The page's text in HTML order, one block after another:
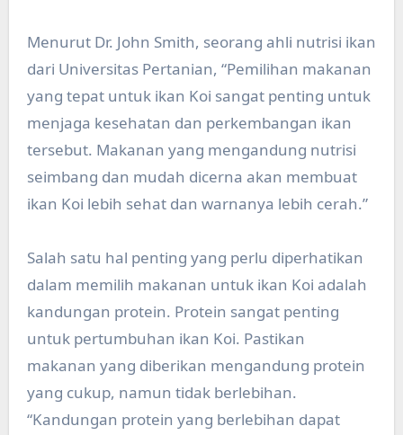
Menurut Dr. John Smith, seorang ahli nutrisi ikan
dari Universitas Pertanian, “Pemilihan makanan
yang tepat untuk ikan Koi sangat penting untuk
menjaga kesehatan dan perkembangan ikan
tersebut. Makanan yang mengandung nutrisi
seimbang dan mudah dicerna akan membuat
ikan Koi lebih sehat dan warnanya lebih cerah.”
Salah satu hal penting yang perlu diperhatikan
dalam memilih makanan untuk ikan Koi adalah
kandungan protein. Protein sangat penting
untuk pertumbuhan ikan Koi. Pastikan
makanan yang diberikan mengandung protein
yang cukup, namun tidak berlebihan.
“Kandungan protein yang berlebihan dapat